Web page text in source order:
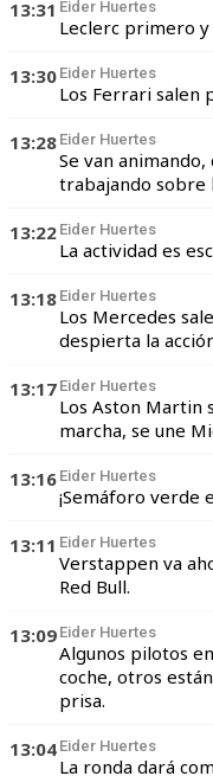
13:31 Eider Huertes
Leclerc primero y
13:30 Eider Huertes
Los Ferrari salen
13:28 Eider Huertes
Se van
trabajando sobre
13:22 Eider Huertes
La actividad es
13:18 Eider Huertes
Los Mercedes
despierta la
13:17 Eider Huertes
Los Aston Martin
marcha, se une
13:16 Eider Huertes
¡Semáforo verde
13:11 Eider Huertes
Verstappen va
Red Bull.
13:09 Eider Huertes
Algunos pilotos
coche, otros
prisa.
13:04 Eider Huertes
La ronda dará